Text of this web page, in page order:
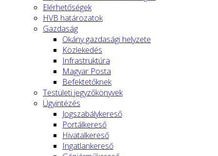
Elérhetőségek
HVB határozatok
Gazdaság
Okány gazdasági helyzete
Közlekedés
Infrastruktúra
Magyar Posta
Befektetőknek
Testületi jegyzőkönyvek
Ügyintézés
Jogszabálykereső
Portálkereső
Hivatalkereső
Ingatlankereső